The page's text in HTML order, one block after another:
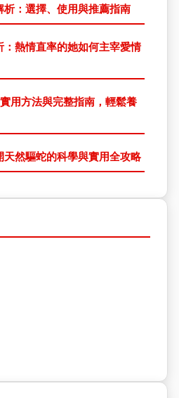
：選擇、使用與推薦指南
：熱情直率的她如何主宰愛情
用方法與完整指南，輕鬆養
然驅蛇的科學與實用全攻略